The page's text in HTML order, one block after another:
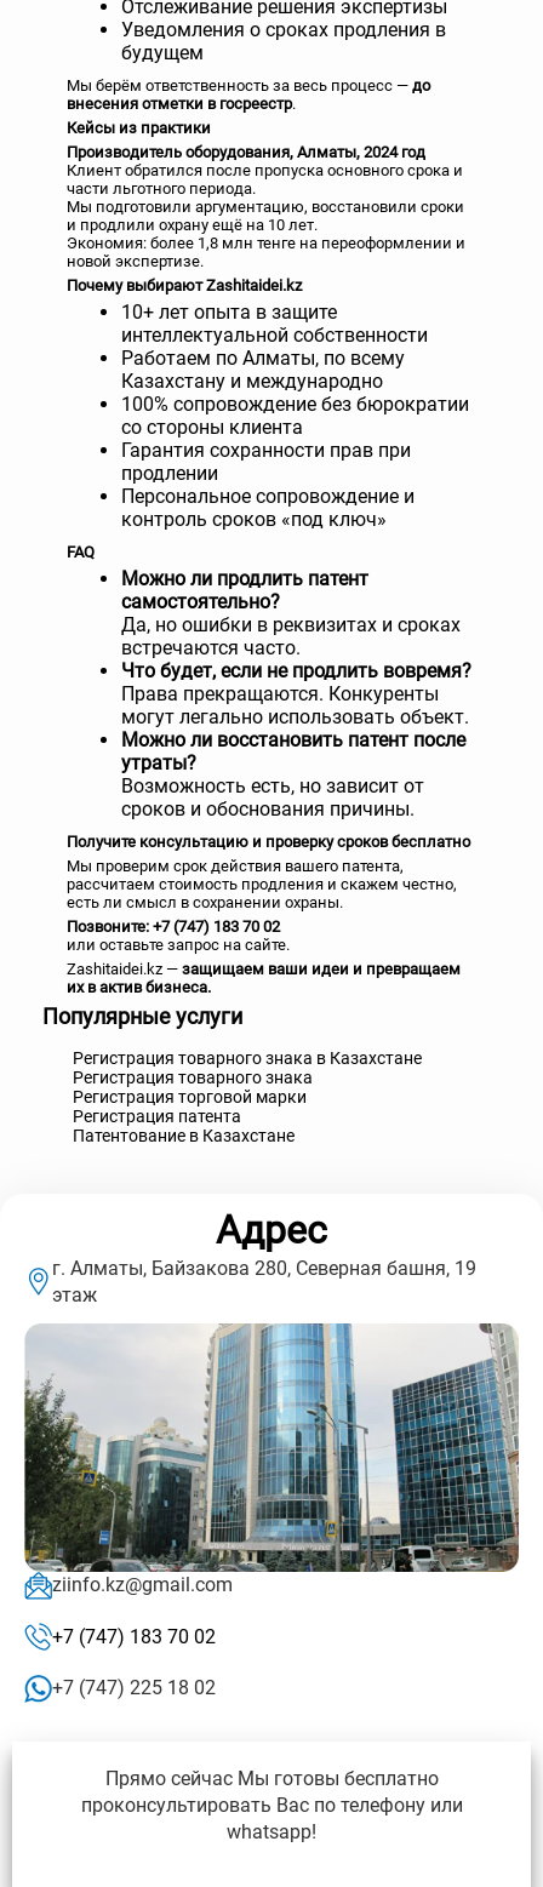
Отслеживание решения экспертизы
Уведомления о сроках продления в
будущем
Мы берём ответственность за весь процесс — до
внесения отметки в госреестр.
Кейсы из практики
Производитель оборудования, Алматы, 2024 год
Клиент обратился после пропуска основного срока и
части льготного периода.
Мы подготовили аргументацию, восстановили сроки
и продлили охрану ещё на 10 лет.
Экономия: более 1,8 млн тенге на переоформлении и
новой экспертизе.
Почему выбирают Zashitaidei.kz
10+ лет опыта в защите
интеллектуальной собственности
Работаем по Алматы, по всему
Казахстану и международно
100% сопровождение без бюрократии
со стороны клиента
Гарантия сохранности прав при
продлении
Персональное сопровождение и
контроль сроков «под ключ»
FAQ
Можно ли продлить патент
самостоятельно?
Да, но ошибки в реквизитах и сроках
встречаются часто.
Что будет, если не продлить вовремя?
Права прекращаются. Конкуренты
могут легально использовать объект.
Можно ли восстановить патент после
утраты?
Возможность есть, но зависит от
сроков и обоснования причины.
Получите консультацию и проверку сроков бесплатно
Мы проверим срок действия вашего патента,
рассчитаем стоимость продления и скажем честно,
есть ли смысл в сохранении охраны.
Позвоните: +7 (747) 183 70 02
или оставьте запрос на сайте.
Zashitaidei.kz — защищаем ваши идеи и превращаем
их в актив бизнеса.
Популярные услуги
Регистрация товарного знака в Казахстане
Регистрация товарного знака
Регистрация торговой марки
Регистрация патента
Патентование в Казахстане
Адрес
г. Алматы, Байзакова 280, Северная башня, 19
этаж
ziinfo.kz@gmail.com
+7 (747) 183 70 02
+7 (747) 225 18 02
Прямо сейчас Мы готовы бесплатно
проконсультировать Вас по телефону или
whatsapp!